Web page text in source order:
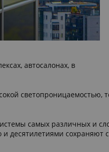
автосалонах, в
светопроницаемостью,
самых различных и
десятилетиями сохраняют